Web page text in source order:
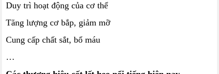
Duy trì hoạt động của cơ thể
Tăng lượng cơ bắp, giảm mỡ
Cung cấp chất sắt, bổ máu
…